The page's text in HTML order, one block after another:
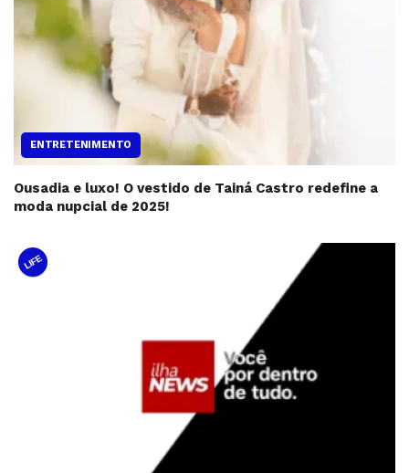
ENTRETENIMENTO
Ousadia e luxo! O vestido de Tainá Castro redefine a
moda nupcial de 2025!
LIFE